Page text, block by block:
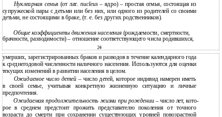
Нуклеарная семья (от лат. nucleus – ядро) – простая семья, состоящая из
супружеской пары с детьми или без них, или одного из родителей со своими
детьми, не состоящими в браке, (т. е. без других родственников).
Общие коэффициенты движения населения (рождаемости, смертности,
брачности, разводимости) – отношение соответствующего числа родившихся,
24
умерших, зарегистрированных браков и разводов в течение календарного года
к среднегодовой численности наличного населения. Используются для оценки
текущих изменений в развитии населения в целом.
Ожидаемое число детей– число детей, которое индивид намерен иметь
в своей семье, учитывая конкретную жизненную ситуацию и личные
предпочтения.
Ожидаемая продолжительность жизни при рождении – число лет, кото-
рое в среднем предстоит прожить представителю поколения от точного
возраста до смерти при сохранении существующих уровней повозрастной